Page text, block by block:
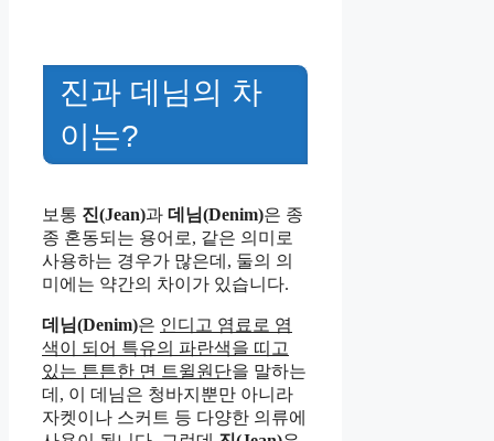
진과 데님의 차
이는?
보통 진(Jean)과 데님(Denim)은 종
종 혼동되는 용어로, 같은 의미로
사용하는 경우가 많은데, 둘의 의
미에는 약간의 차이가 있습니다.
데님(Denim)은 인디고 염료로 염
색이 되어 특유의 파란색을 띠고
있는 튼튼한 면 트윌원단을 말하는
데, 이 데님은 청바지뿐만 아니라
자켓이나 스커트 등 다양한 의류에